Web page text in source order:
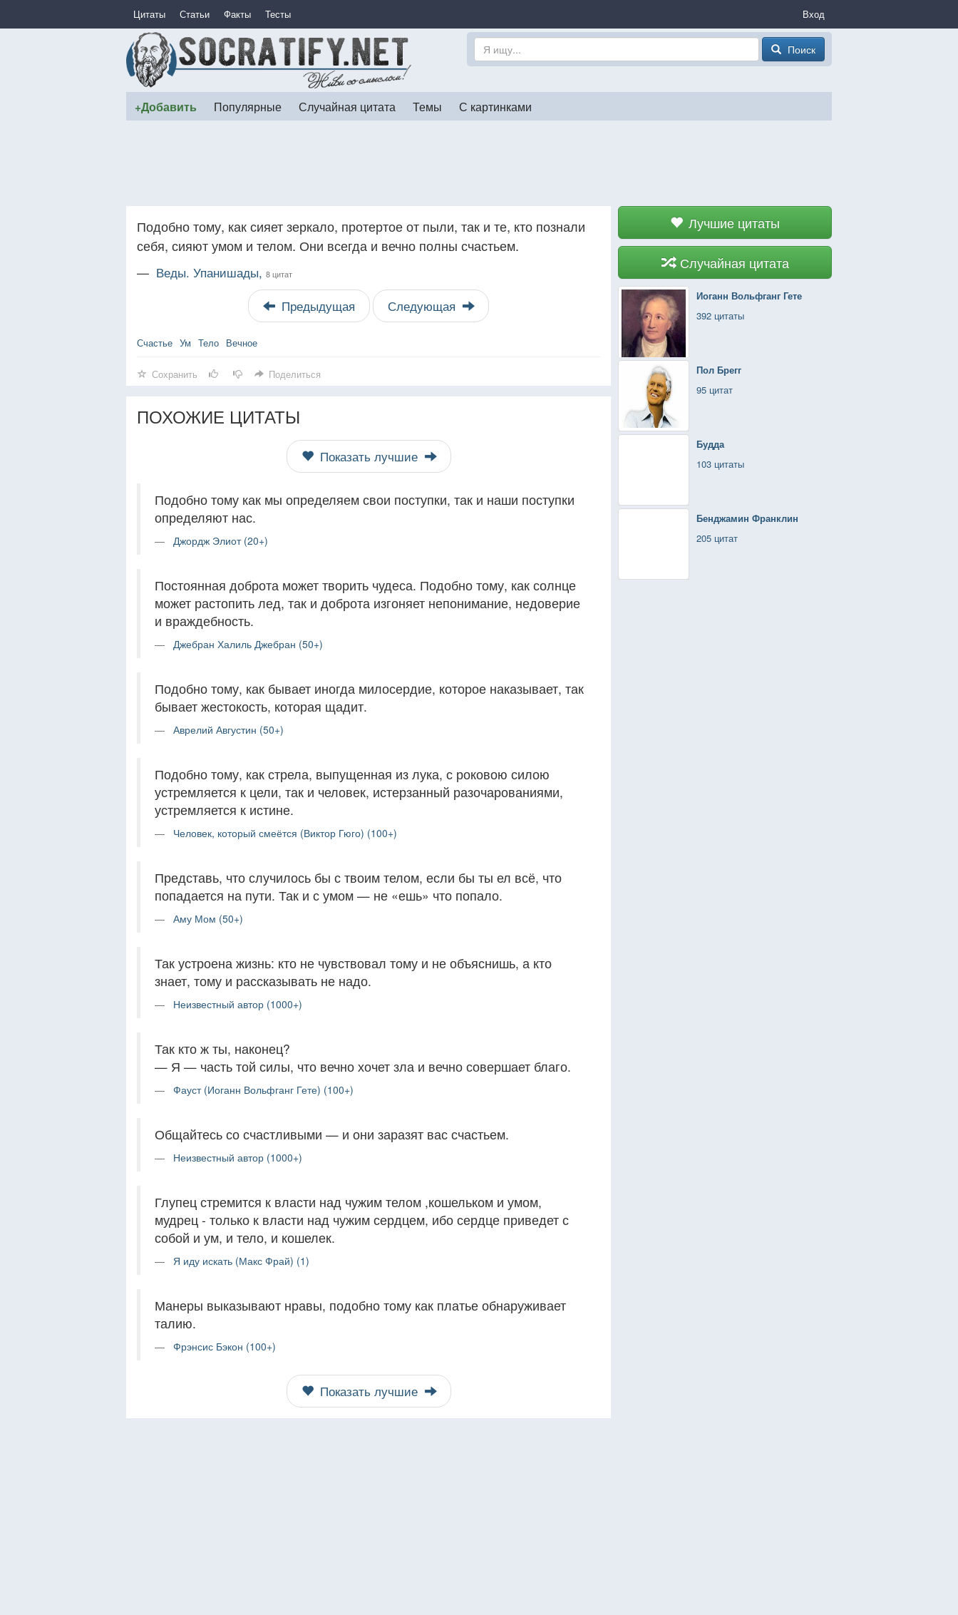
Цитаты Статьи Факты Тесты Вход
Поиск
+Добавить Популярные Случайная цитата Темы С картинками
Лучшие цитаты
Случайная цитата
Иоганн Вольфганг Гете
392 цитаты
Пол Брегг
95 цитат
Будда
103 цитаты
Бенджамин Франклин
205 цитат
Подобно тому, как сияет зеркало, протертое от пыли, так и те, кто познали
себя, сияют умом и телом. Они всегда и вечно полны счастьем.
— Веды. Упанишады, 8 цитат
Предыдущая Следующая
Счастье Ум Тело Вечное
Сохранить Поделиться
ПОХОЖИЕ ЦИТАТЫ
Показать лучшие
Подобно тому как мы определяем свои поступки, так и наши поступки
определяют нас.
Джордж Элиот (20+)
Постоянная доброта может творить чудеса. Подобно тому, как солнце
может растопить лед, так и доброта изгоняет непонимание, недоверие
и враждебность.
Джебран Халиль Джебран (50+)
Подобно тому, как бывает иногда милосердие, которое наказывает, так
бывает жестокость, которая щадит.
Аврелий Августин (50+)
Подобно тому, как стрела, выпущенная из лука, с роковою силою
устремляется к цели, так и человек, истерзанный разочарованиями,
устремляется к истине.
Человек, который смеётся (Виктор Гюго) (100+)
Представь, что случилось бы с твоим телом, если бы ты ел всё, что
попадается на пути. Так и с умом — не «ешь» что попало.
Аму Мом (50+)
Так устроена жизнь: кто не чувствовал тому и не объяснишь, а кто
знает, тому и рассказывать не надо.
Неизвестный автор (1000+)
Так кто ж ты, наконец?
— Я — часть той силы, что вечно хочет зла и вечно совершает благо.
Фауст (Иоганн Вольфганг Гете) (100+)
Общайтесь со счастливыми — и они заразят вас счастьем.
Неизвестный автор (1000+)
Глупец стремится к власти над чужим телом ,кошельком и умом,
мудрец - только к власти над чужим сердцем, ибо сердце приведет с
собой и ум, и тело, и кошелек.
Я иду искать (Макс Фрай) (1)
Манеры выказывают нравы, подобно тому как платье обнаруживает
талию.
Фрэнсис Бэкон (100+)
Показать лучшие